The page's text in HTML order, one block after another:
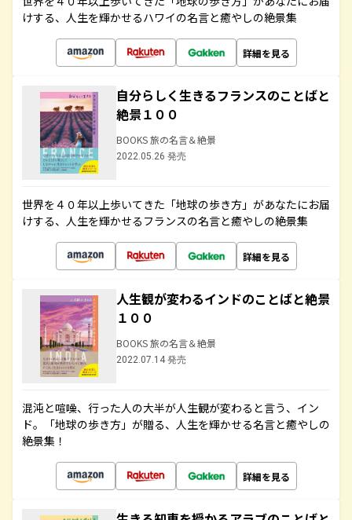
けする、人生を輝かせるハワイの名言と癒やしの絶景集
詳細を見る
自分らしく生きるフランスのことばと
絶景１００
BOOKS 旅の名言＆絶景
2022.05.26 発売
世界を４０年以上歩いてきた「地球の歩き方」があなたにお届
けする、人生を輝かせるフランスの名言と癒やしの絶景集
詳細を見る
人生観が変わるインドのことばと絶景
１００
BOOKS 旅の名言＆絶景
2022.07.14 発売
混沌と喧噪、行った人の大半が人生観が変わると言う、イン
ド。「地球の歩き方」が贈る、人生を輝かせる名言と癒やしの
絶景集！
詳細を見る